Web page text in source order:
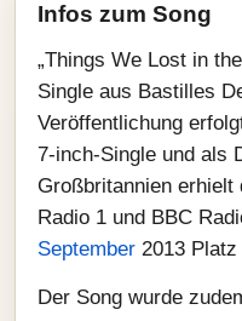
Infos zum Song
„Things We Lost in
Single aus Bastilles
Veröffentlichung
7‑inch‑Single und als
Großbritannien erhielt
Radio 1 und BBC
September 2013
Der Song wurde